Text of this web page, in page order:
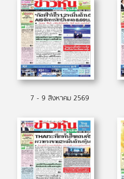
7 - 9 สิงหาคม 2569